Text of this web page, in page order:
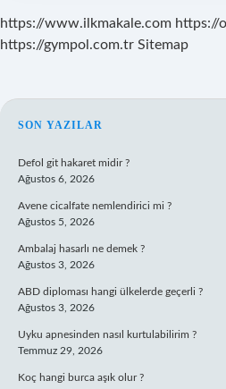
https://www.ilkmakale.com https://
https://gympol.com.tr Sitemap
SIDEBAR
SON YAZILAR
Defol git hakaret midir ?
Ağustos 6, 2026
Avene cicalfate nemlendirici mi ?
Ağustos 5, 2026
Ambalaj hasarlı ne demek ?
Ağustos 3, 2026
ABD diploması hangi ülkelerde geçerli ?
Ağustos 3, 2026
Uyku apnesinden nasıl kurtulabilirim ?
Temmuz 29, 2026
Koç hangi burca aşık olur ?